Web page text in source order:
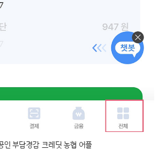
부담경감 크레딧 농협 어플